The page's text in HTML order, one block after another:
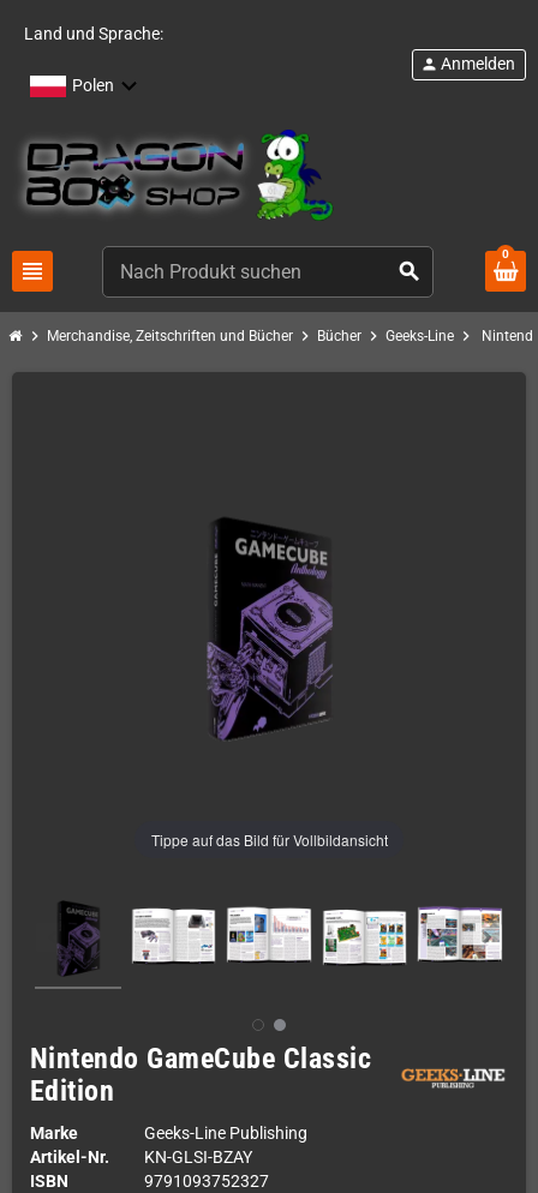
Land und Sprache:
Polen
view_headline search
person Anmelden
0
chevron_right Merchandise, Zeitschriften und Bücher chevron_right Bücher chevron_right Geeks-Line chevron_right
Tippe auf das Bild für Vollbildansicht
Nintendo GameCube Classic
Edition
Marke
Geeks-Line Publishing
Artikel-Nr.
KN-GLSI-BZAY
ISBN
9791093752327